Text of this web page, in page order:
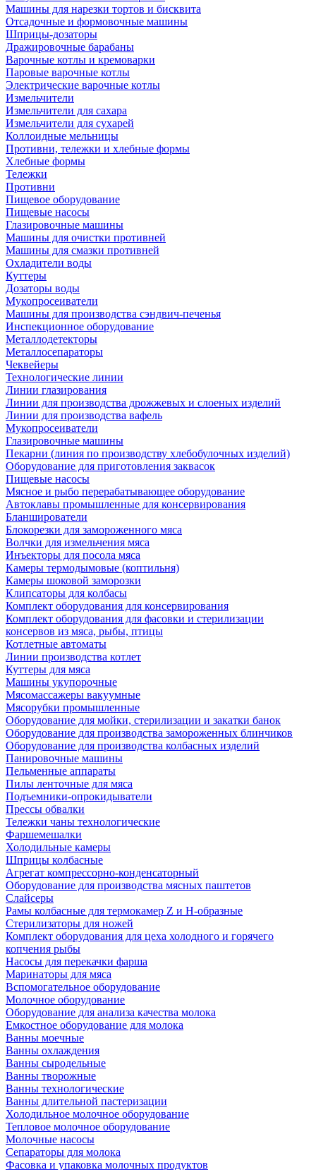
Машины для нарезки тортов и бисквита
Отсадочные и формовочные машины
Шприцы-дозаторы
Дражировочные барабаны
Варочные котлы и кремоварки
Паровые варочные котлы
Электрические варочные котлы
Измельчители
Измельчители для сахара
Измельчители для сухарей
Коллоидные мельницы
Противни, тележки и хлебные формы
Хлебные формы
Тележки
Противни
Пищевое оборудование
Пищевые насосы
Глазировочные машины
Машины для очистки противней
Машины для смазки противней
Охладители воды
Куттеры
Дозаторы воды
Мукопросеиватели
Машины для производства сэндвич-печенья
Инспекционное оборудование
Металлодетекторы
Металлосепараторы
Чеквейеры
Технологические линии
Линии глазирования
Линии для производства дрожжевых и слоеных изделий
Линии для производства вафель
Мукопросеиватели
Глазировочные машины
Пекарни (линия по производству хлебобулочных изделий)
Оборудование для приготовления заквасок
Пищевые насосы
Мясное и рыбо перерабатывающее оборудование
Автоклавы промышленные для консервирования
Бланширователи
Блокорезки для замороженного мяса
Волчки для измельчения мяса
Инъекторы для посола мяса
Камеры термодымовые (коптильня)
Камеры шоковой заморозки
Клипсаторы для колбасы
Комплект оборудования для консервирования
Комплект оборудования для фасовки и стерилизации
консервов из мяса, рыбы, птицы
Котлетные автоматы
Линии производства котлет
Куттеры для мяса
Машины укупорочные
Мясомассажеры вакуумные
Мясорубки промышленные
Оборудование для мойки, стерилизации и закатки банок
Оборудование для производства замороженных блинчиков
Оборудование для производства колбасных изделий
Панировочные машины
Пельменные аппараты
Пилы ленточные для мяса
Подъемники-опрокидыватели
Прессы обвалки
Тележки чаны технологические
Фаршемешалки
Холодильные камеры
Шприцы колбасные
Агрегат компрессорно-конденсаторный
Оборудование для производства мясных паштетов
Слайсеры
Рамы колбасные для термокамер Z и H-образные
Стерилизаторы для ножей
Комплект оборудования для цеха холодного и горячего
копчения рыбы
Насосы для перекачки фарша
Маринаторы для мяса
Вспомогательное оборудование
Молочное оборудование
Оборудование для анализа качества молока
Емкостное оборудование для молока
Ванны моечные
Ванны охлаждения
Ванны сыродельные
Ванны творожные
Ванны технологические
Ванны длительной пастеризации
Холодильное молочное оборудование
Тепловое молочное оборудование
Молочные насосы
Сепараторы для молока
Фасовка и упаковка молочных продуктов